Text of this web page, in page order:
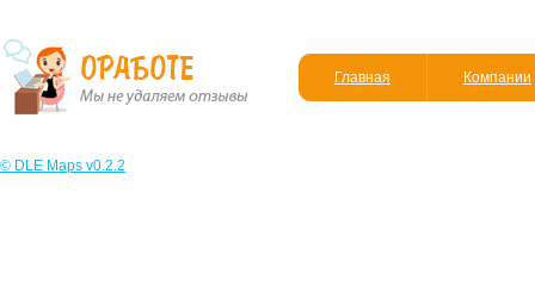
Главная Компании
© DLE Maps v0.2.2